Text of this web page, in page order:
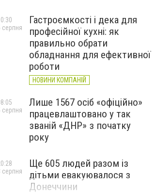
Гастроємкості і дека для
професійної кухні: як
правильно обрати
обладнання для ефективної
роботи
НОВИНИ КОМПАНІЙ
серпня
Лише 1567 осіб «офіційно»
працевлаштовано у так
званій «ДНР» з початку
року
серпня
Ще 605 людей разом із
дітьми евакуювалося з
Донеччини
серпня